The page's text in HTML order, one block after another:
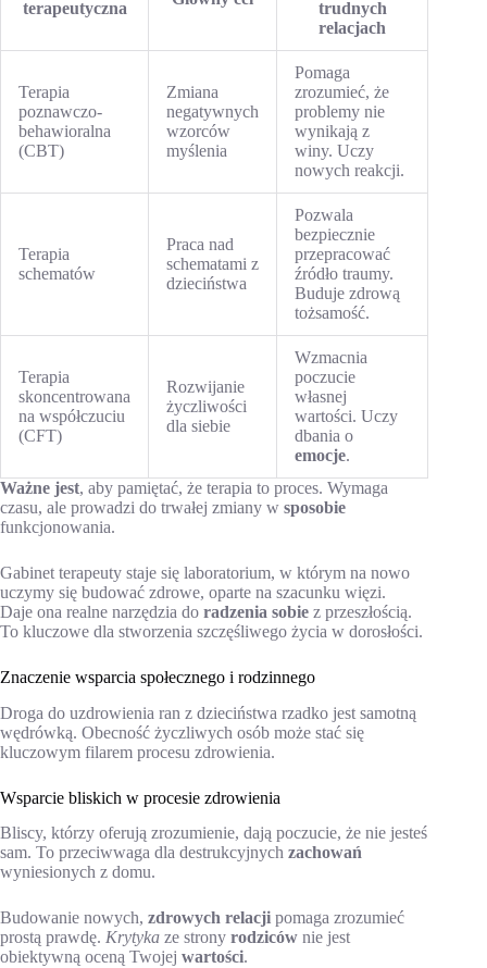
terapeutyczna
trudnych
relacjach
Terapia
poznawczo-
behawioralna
(CBT)
Zmiana
negatywnych
wzorców
myślenia
Pomaga
zrozumieć, że
problemy nie
wynikają z
winy. Uczy
nowych reakcji.
Terapia
schematów
Praca nad
schematami z
dzieciństwa
Pozwala
bezpiecznie
przepracować
źródło traumy.
Buduje zdrową
tożsamość.
Terapia
skoncentrowana
na współczuciu
(CFT)
Rozwijanie
życzliwości
dla siebie
Wzmacnia
poczucie
własnej
wartości. Uczy
dbania o
emocje.
Ważne jest, aby pamiętać, że terapia to proces. Wymaga
czasu, ale prowadzi do trwałej zmiany w sposobie
funkcjonowania.
Gabinet terapeuty staje się laboratorium, w którym na nowo
uczymy się budować zdrowe, oparte na szacunku więzi.
Daje ona realne narzędzia do radzenia sobie z przeszłością.
To kluczowe dla stworzenia szczęśliwego życia w dorosłości.
Znaczenie wsparcia społecznego i rodzinnego
Droga do uzdrowienia ran z dzieciństwa rzadko jest samotną
wędrówką. Obecność życzliwych osób może stać się
kluczowym filarem procesu zdrowienia.
Wsparcie bliskich w procesie zdrowienia
Bliscy, którzy oferują zrozumienie, dają poczucie, że nie jesteś
sam. To przeciwwaga dla destrukcyjnych zachowań
wyniesionych z domu.
Budowanie nowych, zdrowych relacji pomaga zrozumieć
prostą prawdę. Krytyka ze strony rodziców nie jest
obiektywną oceną Twojej wartości.